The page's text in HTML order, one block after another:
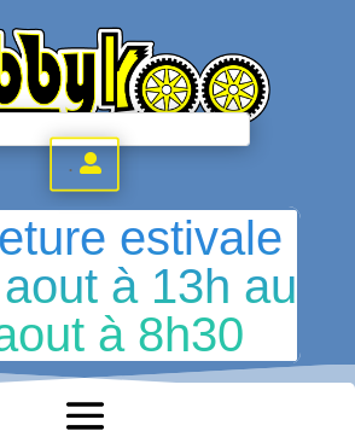
.
estivale
à 13h au
à 8h30